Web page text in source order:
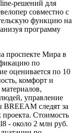
решений для
совместно с
функцию на
программу
проспекте Мира в
по
оценивается по 10
комфорт и
управление
следят за
проекта. Стоимость
- около 2 млн руб.